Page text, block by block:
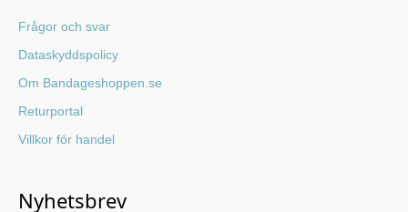
Frågor och svar
Dataskyddspolicy
Om Bandageshoppen.se
Returportal
Villkor för handel
Nyhetsbrev